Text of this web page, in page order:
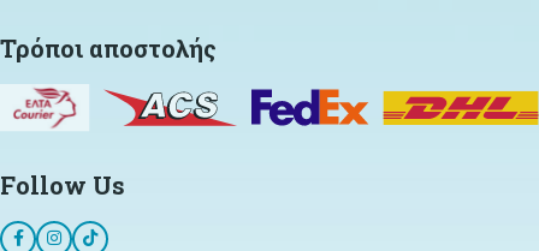
Τρόποι αποστολής
Follow Us